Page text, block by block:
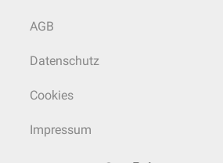
AGB
Datenschutz
Cookies
Impressum